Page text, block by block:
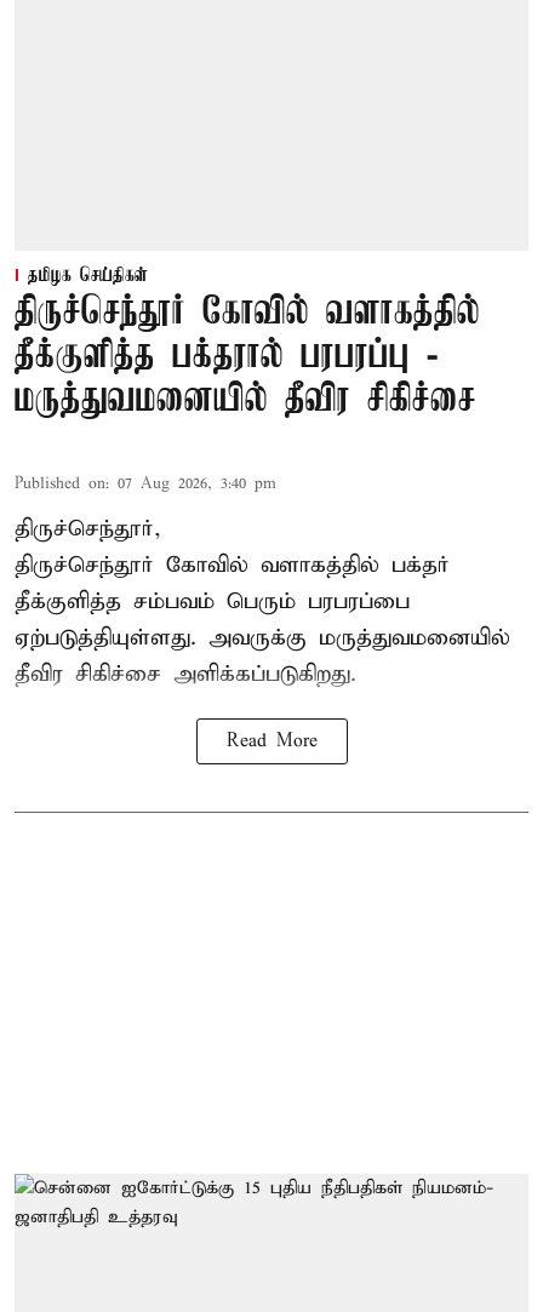
தமிழக செய்திகள்
திருச்செந்தூர் கோவில் வளாகத்தில்
தீக்குளித்த பக்தரால் பரபரப்பு -
மருத்துவமனையில் தீவிர சிகிச்சை
Published on: 07 Aug 2026, 3:40 pm
திருச்செந்தூர்,
திருச்செந்தூர் கோவில் வளாகத்தில் பக்தர்
தீக்குளித்த சம்பவம் பெரும் பரபரப்பை
ஏற்படுத்தியுள்ளது. அவருக்கு மருத்துவமனையில்
தீவிர சிகிச்சை அளிக்கப்படுகிறது.
Read More